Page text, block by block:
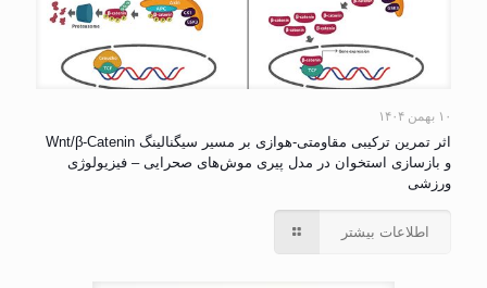
۱۰ بهمن ۱۴۰۴
اثر تمرین ترکیبی مقاومتی-هوازی بر مسیر سیگنالینگ Wnt/β-Catenin
و بازسازی استخوان در مدل پیری موش‌های صحرایی – فیزیولوژی
ورزشی
اطلاعات بیشتر